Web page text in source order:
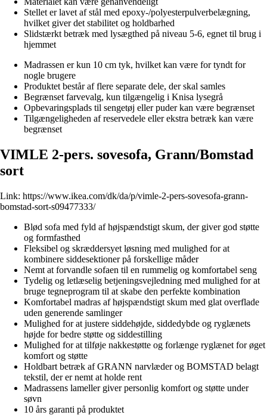
Stellet er lavet af stål med epoxy-/polyesterpulverbelægning,
hvilket giver det stabilitet og holdbarhed
Slidstærkt betræk med lysægthed på niveau 5-6, egnet til brug i
hjemmet
Madrassen er kun 10 cm tyk, hvilket kan være for tyndt for
nogle brugere
Produktet består af flere separate dele, der skal samles
Begrænset farvevalg, kun tilgængelig i Knisa lysegrå
Opbevaringsplads til sengetøj eller puder kan være begrænset
Tilgængeligheden af reservedele eller ekstra betræk kan være
begrænset
VIMLE 2-pers. sovesofa, Grann/Bomstad
sort
Link: https://www.ikea.com/dk/da/p/vimle-2-pers-sovesofa-grann-
bomstad-sort-s09477333/
Blød sofa med fyld af højspændstigt skum, der giver god støtte
og formfasthed
Fleksibel og skræddersyet løsning med mulighed for at
kombinere siddesektioner på forskellige måder
Nemt at forvandle sofaen til en rummelig og komfortabel seng
Tydelig og letlæselig betjeningsvejledning med mulighed for at
bruge tegneprogram til at skabe den perfekte kombination
Komfortabel madras af højspændstigt skum med glat overflade
uden generende samlinger
Mulighed for at justere siddehøjde, siddedybde og ryglænets
højde for bedre støtte og siddestilling
Mulighed for at tilføje nakkestøtte og forlænge ryglænet for øget
komfort og støtte
Holdbart betræk af GRANN narvlæder og BOMSTAD belagt
tekstil, der er nemt at holde rent
Madrassens lameller giver personlig komfort og støtte under
søvn
10 års garanti på produktet